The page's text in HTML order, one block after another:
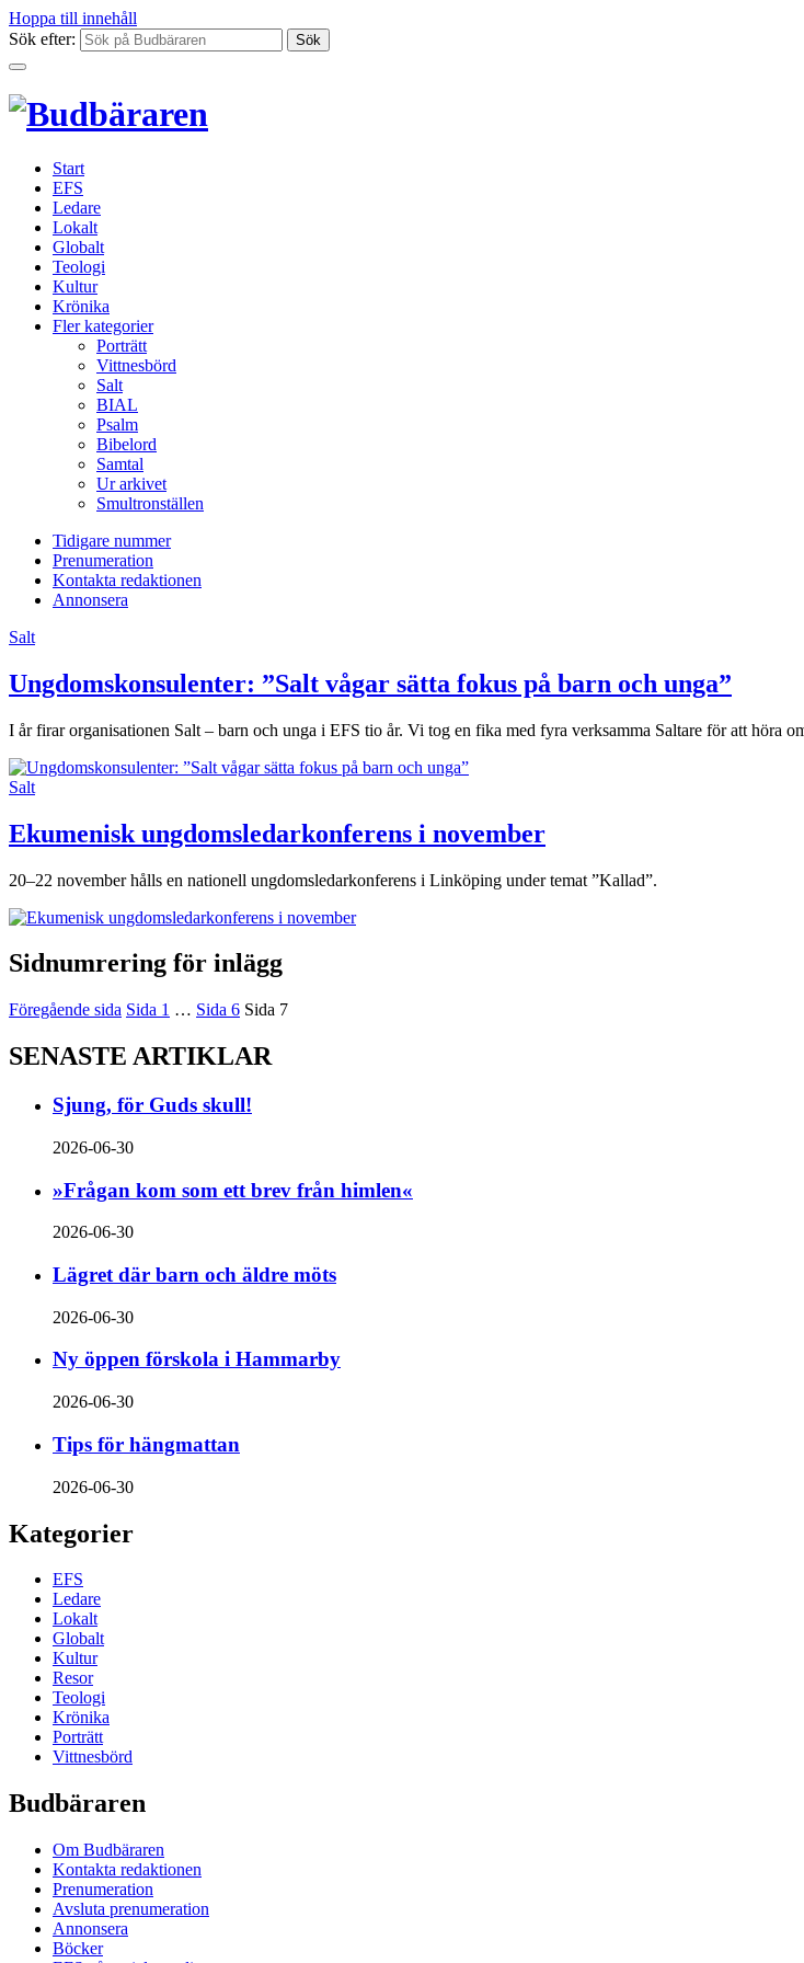
Hoppa till innehåll
Sök efter:
Start
EFS
Ledare
Lokalt
Globalt
Teologi
Kultur
Krönika
Fler kategorier
Porträtt
Vittnesbörd
Salt
BIAL
Psalm
Bibelord
Samtal
Ur arkivet
Smultronställen
Tidigare nummer
Prenumeration
Kontakta redaktionen
Annonsera
Salt
Ungdomskonsulenter: ”Salt vågar sätta fokus på barn och unga”
I år firar organisationen Salt – barn och unga i EFS tio år. Vi tog en fika med fyra verksamma Saltare för att höra
Salt
Ekumenisk ungdomsledarkonferens i november
20–22 november hålls en nationell ungdomsledarkonferens i Linköping under temat ”Kallad”.
Sidnumrering för inlägg
Föregående sida Sida 1 … Sida 6 Sida 7
SENASTE ARTIKLAR
Sjung, för Guds skull!
2026-06-30
»Frågan kom som ett brev från himlen«
2026-06-30
Lägret där barn och äldre möts
2026-06-30
Ny öppen förskola i Hammarby
2026-06-30
Tips för hängmattan
2026-06-30
Kategorier
EFS
Ledare
Lokalt
Globalt
Kultur
Resor
Teologi
Krönika
Porträtt
Vittnesbörd
Budbäraren
Om Budbäraren
Kontakta redaktionen
Prenumeration
Avsluta prenumeration
Annonsera
Böcker